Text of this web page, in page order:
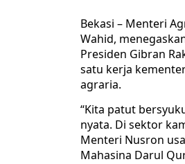
Bekasi – Menteri
Wahid,
Presiden Gibran
satu kerja
agraria.
“Kita patut
nyata. Di sektor
Menteri Nusron
Mahasina Darul